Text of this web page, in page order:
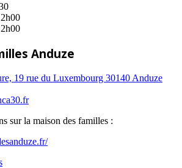
Anduze
19 rue du Luxembourg 30140 Anduze
sur la maison des familles :